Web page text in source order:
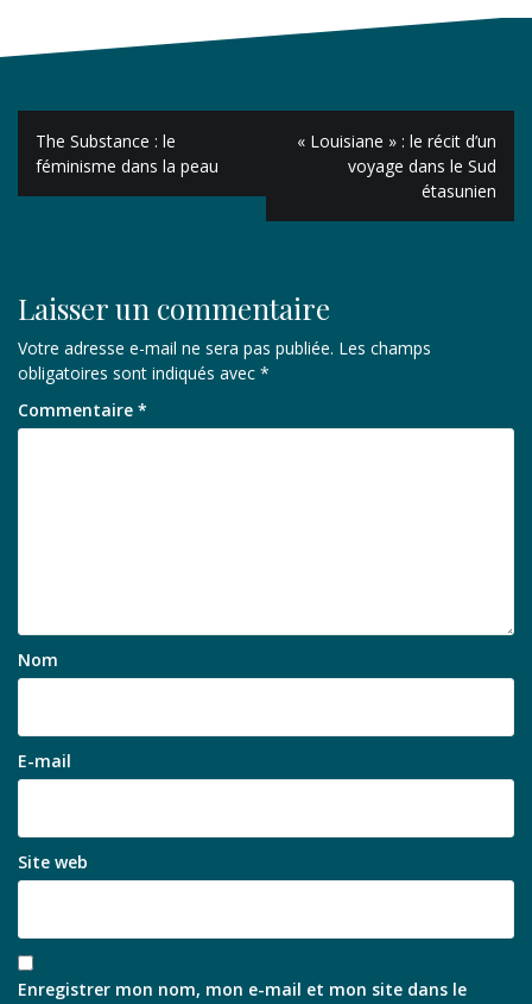
Navigation
de
l’article
The Substance : le
féminisme dans la peau
« Louisiane » : le récit d’un
voyage dans le Sud
étasunien
Laisser un commentaire
Votre adresse e-mail ne sera pas publiée. Les champs
obligatoires sont indiqués avec *
Commentaire *
Nom
E-mail
Site web
Enregistrer mon nom, mon e-mail et mon site dans le